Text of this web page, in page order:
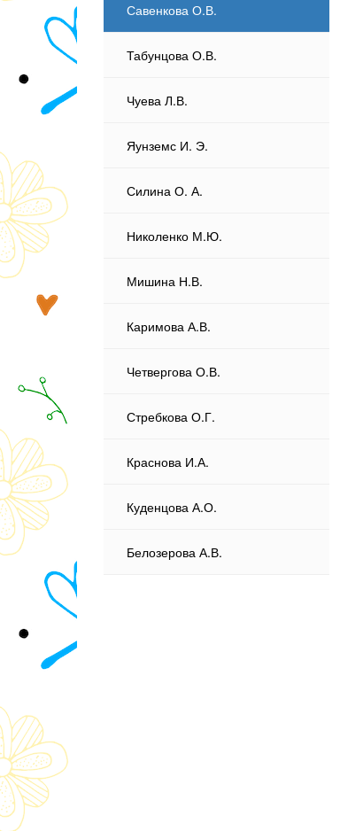
Савенкова О.В.
Табунцова О.В.
Чуева Л.В.
Яунземс И. Э.
Силина О. А.
Николенко М.Ю.
Мишина Н.В.
Каримова А.В.
Четвергова О.В.
Стребкова О.Г.
Краснова И.А.
Куденцова А.О.
Белозерова А.В.